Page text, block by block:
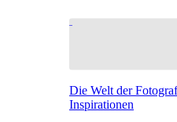
Die Welt der
Inspirationen